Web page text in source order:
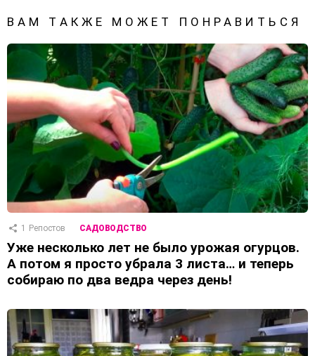
ВАМ ТАКЖЕ МОЖЕТ ПОНРАВИТЬСЯ
1 Репостов САДОВОДСТВО
Уже несколько лет не было урожая огурцов.
А потом я просто убрала 3 листа… и теперь
собираю по два ведра через день!